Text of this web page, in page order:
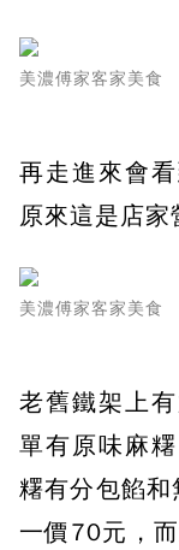
美濃傅家客家美食
再走進來會
原來這是店家
美濃傅家客家美食
老舊鐵架上
單有原味麻
糬有分包餡
一價70元，